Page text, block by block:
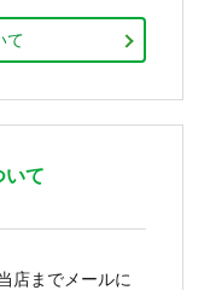
て
いて
店までメールに